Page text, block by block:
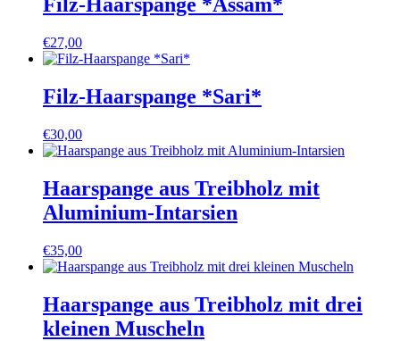
Filz-Haarspange *Assam*
€27,00
Filz-Haarspange *Sari*
€30,00
Haarspange aus Treibholz mit
Aluminium-Intarsien
€35,00
Haarspange aus Treibholz mit drei
kleinen Muscheln